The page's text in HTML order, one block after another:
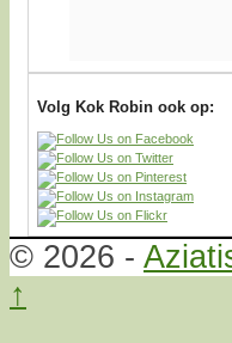
Volg Kok Robin ook op:
© 2026 -
↑